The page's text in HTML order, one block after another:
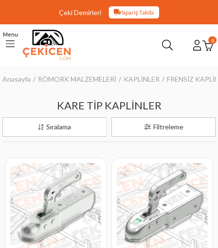
Çeki Demirleri Sipariş Takibi
Menu
0
Anasayfa RÖMORK MALZEMELERİ KAPLİNLER FRENSİZ
KARE TİP KAPLİNLER
Filtreleme
Sıralama